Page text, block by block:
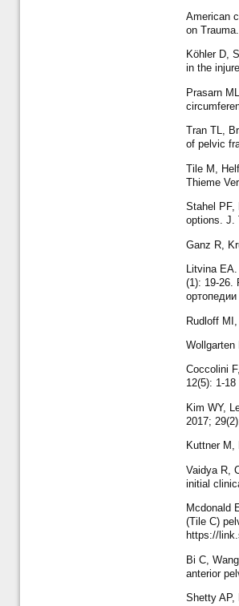
American
on
Köhler D,
in the
Prasarn
Tran TL,
of pelvic
Tile M,
Thieme
Stahel PF,
options. J.
Ganz R,
Litvina
(1): 19-26.
Rudloff
Coccolini
12(5): 1-18
Kim WY,
2017;
Kuttner M,
Vaidya R,
initial
Mcdonald
(Tile C)
https://
Bi C,
anterior
Shetty AP,